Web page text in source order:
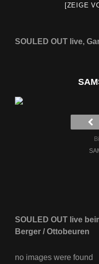
[ZEIGE
SOULED OUT live,
SOULED OUT live
Berger / Ottobeuren
no images were found